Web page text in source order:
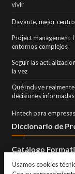
vivir
Davante, mejor
Project management:
entornos complejos
Seguir las
la vez
Qué incluye
decisiones
Fintech para
Diccionario de
Catálogo
Usamos cookies